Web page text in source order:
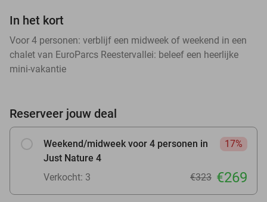
In het kort
Voor 4 personen: verblijf een midweek of weekend in een
chalet van EuroParcs Reestervallei: beleef een heerlijke
mini-vakantie
Reserveer jouw deal
Weekend/midweek voor 4 personen in
Just Nature 4
17%
Verkocht: 3 €323 €269